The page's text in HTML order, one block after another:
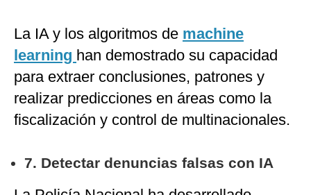
La IA y los algoritmos de machine
learning han demostrado su capacidad
para extraer conclusiones, patrones y
realizar predicciones en áreas como la
fiscalización y control de multinacionales.
7. Detectar denuncias falsas con IA